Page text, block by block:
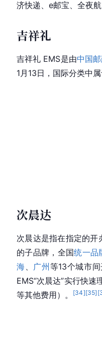
济快递、e邮宝、全夜
吉祥礼
吉祥礼 EMS是由中国
1月13日，国际分类中
次晨达
次晨达是指在指定的开
的子品牌，全国统一品
海、 广州 等13个城市
EMS“次晨达”实行快
等其他费用）。
[34][35] [